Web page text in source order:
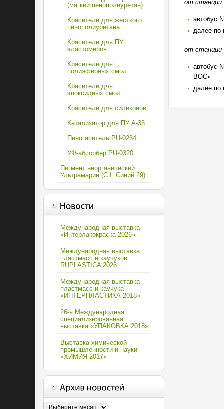
(мягкий пенополиуретан)
Красители для жесткого
пенополиуретана
Красители для ПУ
эластомеров
Красители для
полиэфирных смол
Красители для
эпоксидных смол
Красители для силиконов
Катализатор для ПУ A-33
Пеногаситель PU-0234
УФ-абсорбер PU-0320
Пигмент неорганический
Ультрамарин (C.I. Синий 29)
Международная выставка
«Интерлакокраска 2026»
Международная выставка
пластмасс и каучуков
RUPLASTICA 2026
Международная выставка
пластмасс и каучука
«ИНТЕРПЛАСТИКА 2018»
26-я Международная
специализированная
выставка «УПАКОВКА 2018»
Выставка химической
промышленности и науки
«ХИМИЯ 2017»
от станции
автобус
далее по
от станции
автобус
ВОС»
далее по